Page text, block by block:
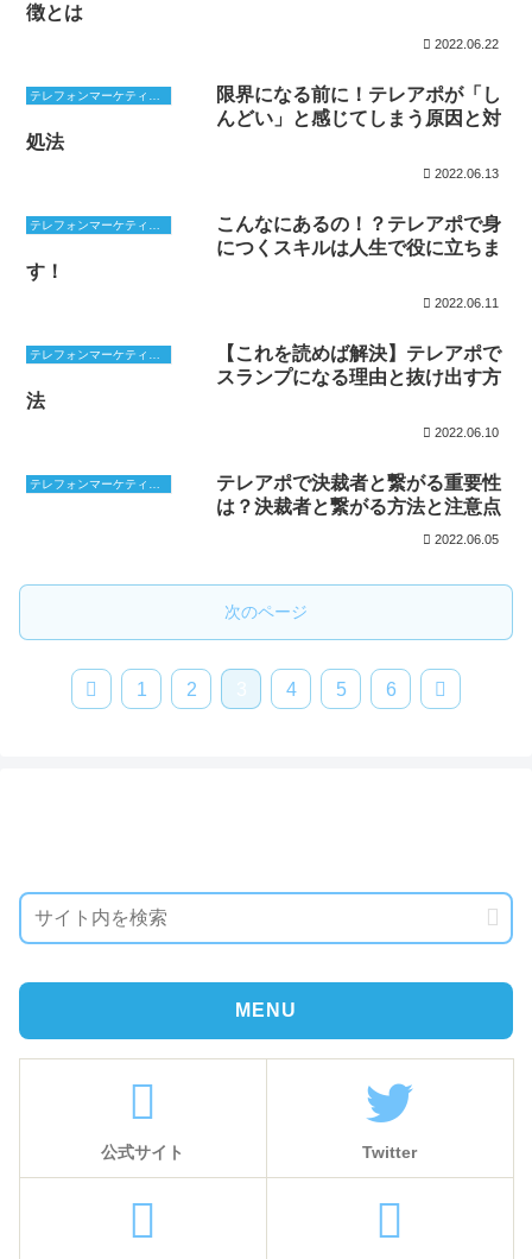
徴とは
2022.06.22
限界になる前に！テレアポが「し
んどい」と感じてしまう原因と対
処法
2022.06.13
こんなにあるの！？テレアポで身
につくスキルは人生で役に立ちま
す！
2022.06.11
テレフォンマーケティング
【これを読めば解決】テレアポで
スランプになる理由と抜け出す方
法
2022.06.10
テレフォンマーケティング
テレアポで決裁者と繋がる重要性
は？決裁者と繋がる方法と注意点
2022.06.05
次のページ
1 2 4 5 6
MENU
公式サイト Twitter